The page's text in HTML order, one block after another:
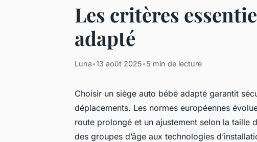
Les critères
adapté
Luna•13 août 2025•5 min de lecture
Choisir un siège auto bébé adapté garantit
déplacements. Les normes européennes
route prolongé et un ajustement selon la taille
des groupes d’âge aux technologies